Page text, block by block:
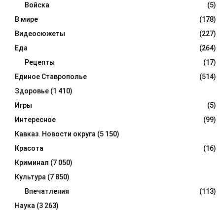
Войска
(5)
В мире
(178)
Видеосюжеты
(227)
Еда
(264)
Рецепты
(17)
Единое Ставрополье
(514)
Здоровье (1 410)
Игры
(5)
Интересное
(99)
Кавказ. Новости округа (5 150)
Красота
(16)
Криминал (7 050)
Культура (7 850)
Впечатления
(113)
Наука (3 263)